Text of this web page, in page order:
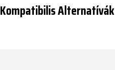
Kompatibilis Alternatívák